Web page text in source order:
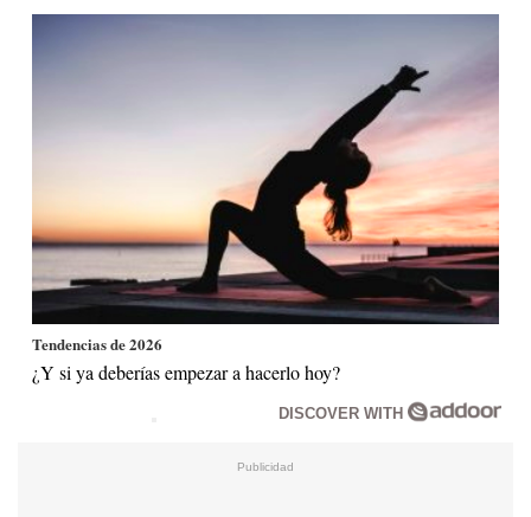
Tendencias de 2026
¿Y si ya deberías empezar a hacerlo hoy?
DISCOVER WITH